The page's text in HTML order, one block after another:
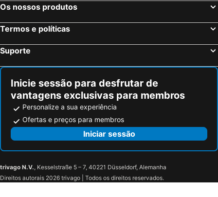
Os nossos produtos
Termos e políticas
Suporte
Inicie sessão para desfrutar de
vantagens exclusivas para membros
Personalize a sua experiência
Ofertas e preços para membros
Iniciar sessão
trivago N.V., Kesselstraße 5 – 7, 40221 Düsseldorf, Alemanha
Direitos autorais 2026 trivago | Todos os direitos reservados.